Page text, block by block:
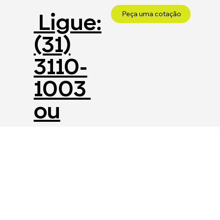
Ligue:
(31)
3110-
1003
ou
Peça uma cotação